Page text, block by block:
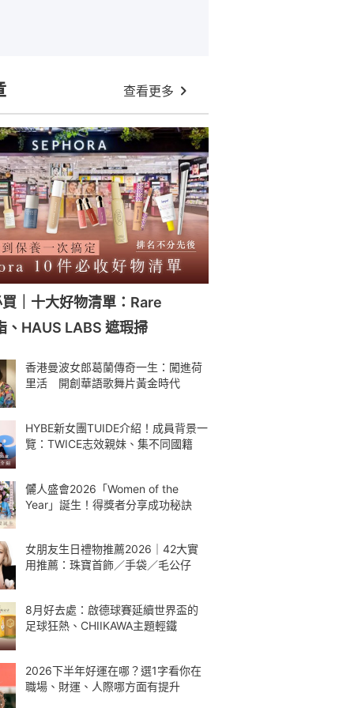
查看更多
｜十大好物清單：Rare
、HAUS LABS 遮瑕掃
香港曼波女郎葛蘭傳奇一生：闖進荷
里活 開創華語歌舞片黃金時代
HYBE新女團TUIDE介紹！成員背景一
覽：TWICE志效親妹、集不同國籍
儷人盛會2026「Women of the
Year」誕生！得獎者分享成功秘訣
女朋友生日禮物推薦2026｜42大實
用推薦：珠寶首飾／手袋／毛公仔
8月好去處：啟德球賽延續世界盃的
足球狂熱、CHIIKAWA主題輕鐵
2026下半年好運在哪？選1字看你在
職場、財運、人際哪方面有提升